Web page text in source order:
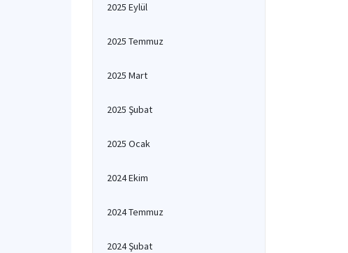
2025 Eylül
2025 Temmuz
2025 Mart
2025 Şubat
2025 Ocak
2024 Ekim
2024 Temmuz
2024 Şubat